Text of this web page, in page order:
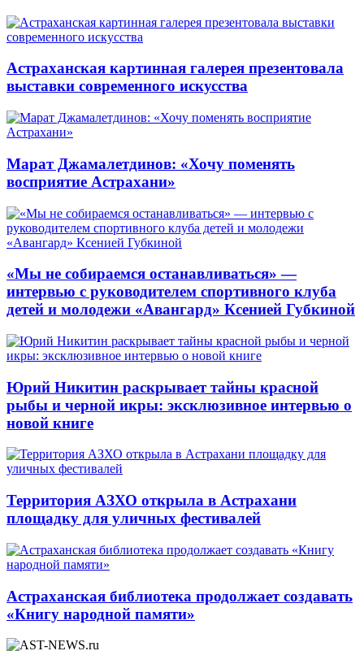
Астраханская картинная галерея презентовала
выставки современного искусства
Марат Джамалетдинов: «Хочу поменять
восприятие Астрахани»
«Мы не собираемся останавливаться» —
интервью с руководителем спортивного клуба
детей и молодежи «Авангард» Ксенией Губкиной
Юрий Никитин раскрывает тайны красной
рыбы и черной икры: эксклюзивное интервью о
новой книге
Территория АЗХО открыла в Астрахани
площадку для уличных фестивалей
Астраханская библиотека продолжает создавать
«Книгу народной памяти»